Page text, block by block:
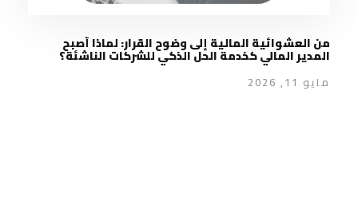
من العشوائية المالية إلى وضوح القرار: لماذا أصبح
المدير المالي كخدمة الحل الذكي للشركات الناشئة؟
مايو 11, 2026